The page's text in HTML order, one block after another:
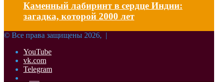
Каменный лабиринт в сердце Индии:
загадка, которой 2000 лет
© Все права защищены 2026, |
YouTube
vk.com
Telegram